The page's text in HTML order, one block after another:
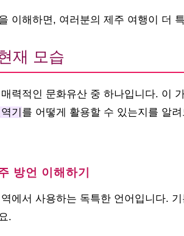
이해하면, 여러분의 제주 여행이 더
재 모습
력적인 문화유산 중 하나입니다. 이
기 를 어떻게 활용할 수 있는지를 알
방언 이해하기
에서 사용하는 독특한 언어입니다.
.